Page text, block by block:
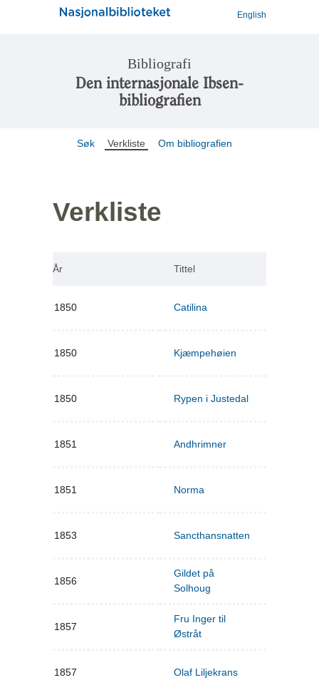
English
Bibliografi
Den internasjonale Ibsen-
bibliografien
Søk Verkliste Om bibliografien
Verkliste
År Tittel
1850 Catilina
1850 Kjæmpehøien
1850 Rypen i Justedal
1851 Andhrimner
1851 Norma
1853 Sancthansnatten
1856
Gildet på
Solhoug
1857
Fru Inger til
Østråt
1857 Olaf Liljekrans